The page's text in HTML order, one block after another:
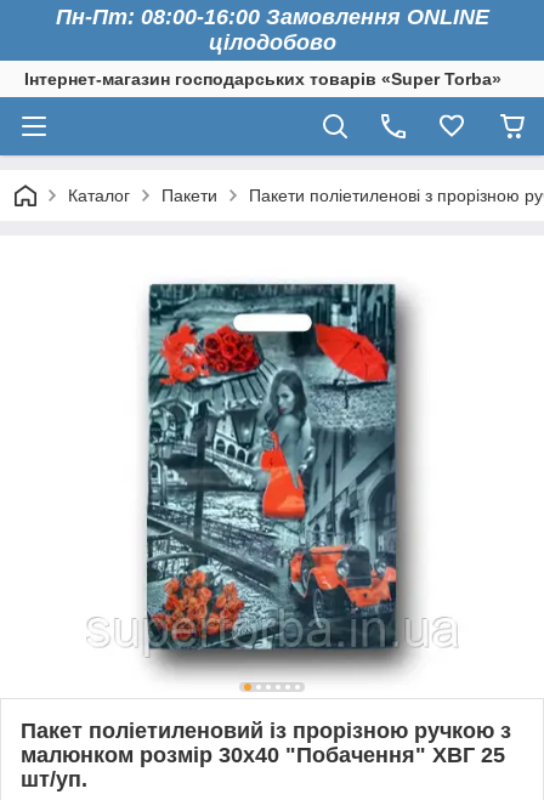
Пн-Пт: 08:00-16:00 Замовлення ONLINE
цілодобово
Інтернет-магазин господарських товарів «Super Torba»
Каталог Пакети Пакети поліетиленові з прорізною
Пакет поліетиленовий із прорізною ручкою з
малюнком розмір 30х40 "Побачення" ХВГ 25
шт/уп.